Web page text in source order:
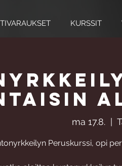
KURSSIT
ma 17.8.
  |
Peruskurssi, opi